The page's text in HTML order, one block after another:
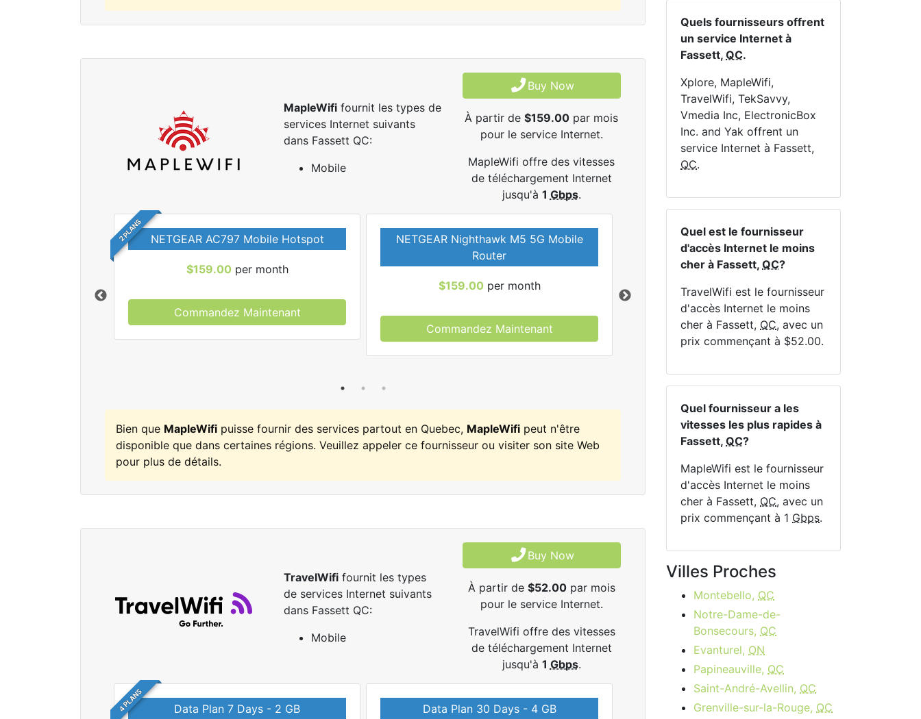
MapleWififournit les types de
services Internet suivants
dans Fassett QC:
Mobile
Buy Now
À partir de$159.00 par mois
pour le service Internet.
MapleWifi offre des vitesses
de téléchargement Internet
jusqu'à 1 Gbps.
2 PLANS NETGEAR AC797 Mobile Hotspot
$159.00 per month
Commandez Maintenant
NETGEAR Nighthawk M5 5G Mobile
Router
$159.00 per month
Commandez Maintenant
Cliquez ici pour afficher tous les forfaits
Internet MapleWifi.
Bien que MapleWifi puisse fournir des services partout en Quebec, MapleWifi peut n'être
disponible que dans certaines régions. Veuillez appeler ce fournisseur ou visiter son site Web
pour plus de détails.
TravelWififournit les types
de services Internet suivants
dans Fassett QC:
Mobile
Buy Now
À partir de $52.00par mois
pour le service Internet.
TravelWifi offre des vitesses
de téléchargement Internet
jusqu'à 1 Gbps.
4 PLANS Data Plan 7 Days - 2 GB Data Plan 30 Days - 4 GB Data Plan 30 Days - 8 GB
Quels fournisseurs offrent
un service Internet à
Fassett, QC.
Xplore, MapleWifi,
TravelWifi, TekSavvy,
Vmedia Inc, ElectronicBox
Inc. and Yak offrent un
service Internet à Fassett,
QC.
Quel est le fournisseur
d'accès Internet le moins
cher à Fassett, QC?
TravelWifi est le fournisseur
d'accès Internet le moins
cher à Fassett, QC, avec un
prix commençant à $52.00.
Quel fournisseur a les
vitesses les plus rapides à
Fassett, QC?
MapleWifi est le fournisseur
d'accès Internet le moins
cher à Fassett, QC, avec un
prix commençant à 1 Gbps.
Villes Proches
Montebello, QC
Notre-Dame-de-
Bonsecours, QC
Evanturel, ON
Papineauville, QC
Saint-André-Avellin, QC
Grenville-sur-la-Rouge, QC